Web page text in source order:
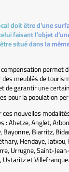
doit être d’une
faisant l’objet
situé dans la
permet
meublés de
de garantir une
pour la population
nouvelles
: Ahetze, Anglet,
Bayonne, Biarritz,
Hendaye,
Urrugne, Saint-
Ustaritz et Villefranque.